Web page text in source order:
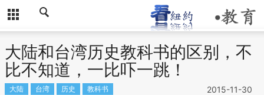
大陆和台湾历史教科书的区别，不
比不知道，一比吓一跳！
2015-11-30
大陆 台湾 历史 教科书